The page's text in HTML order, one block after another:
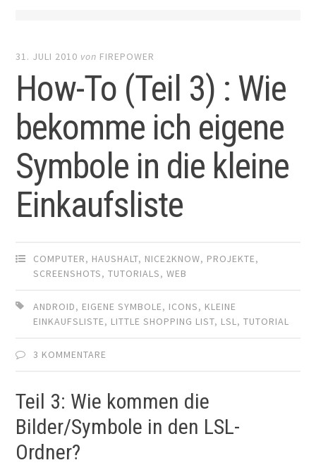
31. JULI 2010 von FIREPOWER
How-To (Teil 3) : Wie
bekomme ich eigene
Symbole in die kleine
Einkaufsliste
COMPUTER, HAUSHALT, NICE2KNOW, PROJEKTE,
SCREENSHOTS,TUTORIALS,WEB
ANDROID, EIGENE SYMBOLE, ICONS, KLEINE
EINKAUFSLISTE, LITTLE SHOPPING LIST, LSL,TUTORIAL
3 KOMMENTARE
Teil 3: Wie kommen die
Bilder/Symbole in den LSL-
Ordner?